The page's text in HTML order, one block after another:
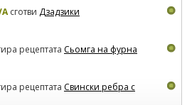
сготви Дзадзики
рецептата Сьомга на фурна
рецептата Свински ребра с